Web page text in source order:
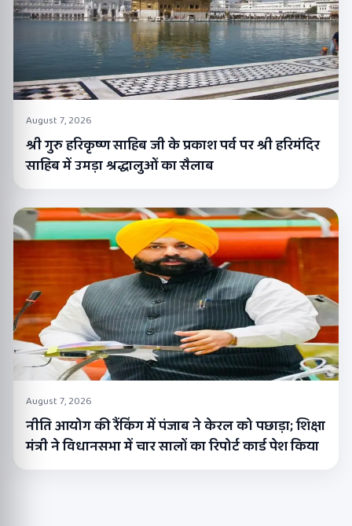
August 7, 2026
श्री गुरु हरिकृष्ण साहिब जी के प्रकाश पर्व पर श्री हरिमंदिर
साहिब में उमड़ा श्रद्धालुओं का सैलाब
August 7, 2026
नीति आयोग की रैंकिंग में पंजाब ने केरल को पछाड़ा; शिक्षा
मंत्री ने विधानसभा में चार सालों का रिपोर्ट कार्ड पेश किया